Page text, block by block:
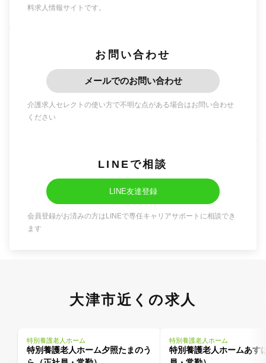
料求人情報サイトです。
お問い合わせ
メールでのお問い合わせ
介護求人セレクトの使い方で不明な点がある場合はお問い合わせ
ください
LINEで相談
LINE友達登録
会員登録がお済みの方はLINEで専任キャリアサポートに相談でき
ます
大津市近くの求人
特別養護老人ホーム
特別養護老人ホーム夕照たまのう
特別養護老人ホーム
特別養護老人ホームあす